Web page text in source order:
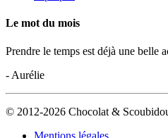
Le mot du mois
Prendre le temps est déjà une belle
- Aurélie
© 2012-2026 Chocolat &
Mentions légales